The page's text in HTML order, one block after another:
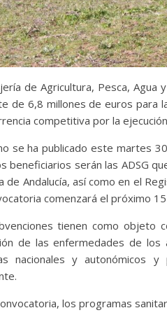
de Agricultura, Pesca,
de 6,8 millones de euros para
competitiva por la
se ha publicado este martes
beneficiarios serán las ADSG
de Andalucía, así como en el
comenzará el próximo
tienen como objeto
de las enfermedades de los
nacionales y autonómicos
los programas